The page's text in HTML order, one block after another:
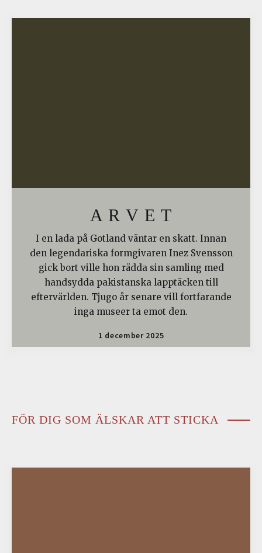
A R V E T
I en lada på Gotland väntar en skatt. Innan
den legendariska formgivaren Inez Svensson
gick bort ville hon rädda sin samling med
handsydda pakistanska lapptäcken till
eftervärlden. Tjugo år senare vill fortfarande
inga museer ta emot den.
1 december 2025
FÖR DIG SOM ÄLSKAR ATT STICKA